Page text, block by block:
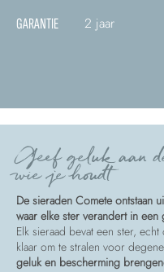
GARANTIE 2 jaar
Geef geluk aan
wie je houdt
De sieraden Comete ontstaan
waar elke ster verandert in een
Elk sieraad bevat een ster,
klaar om te stralen voor
geluk en bescherming